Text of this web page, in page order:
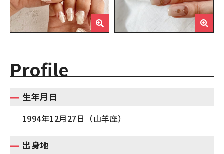
Profile
生年月日
1994年12月27日（山羊座）
出身地